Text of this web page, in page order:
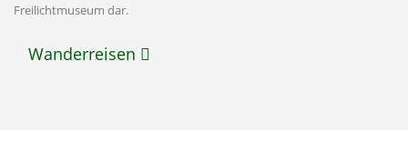
Freilichtmuseum dar.
Wanderreisen